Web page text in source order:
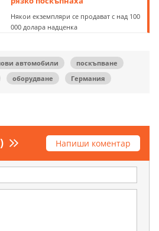
Някои екземпляри се продават с над 100
000 долара надценка
автомобили
поскъпване
оборудване Германия
Напиши коментар